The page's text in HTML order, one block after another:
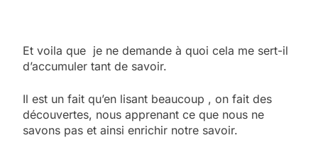
Et voila que je ne demande à quoi cela me sert-il
d’accumuler tant de savoir.
Il est un fait qu’en lisant beaucoup , on fait des
découvertes, nous apprenant ce que nous ne
savons pas et ainsi enrichir notre savoir.